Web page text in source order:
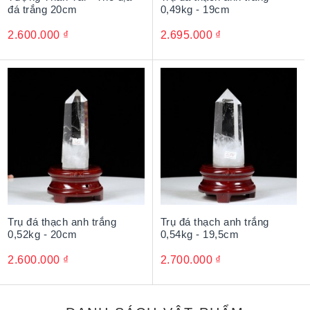
đá trắng 20cm
2.600.000 ₫
0,49kg - 19cm
2.695.000 ₫
Trụ đá thạch anh trắng
0,52kg - 20cm
2.600.000 ₫
Trụ đá thạch anh trắng
0,54kg - 19,5cm
2.700.000 ₫